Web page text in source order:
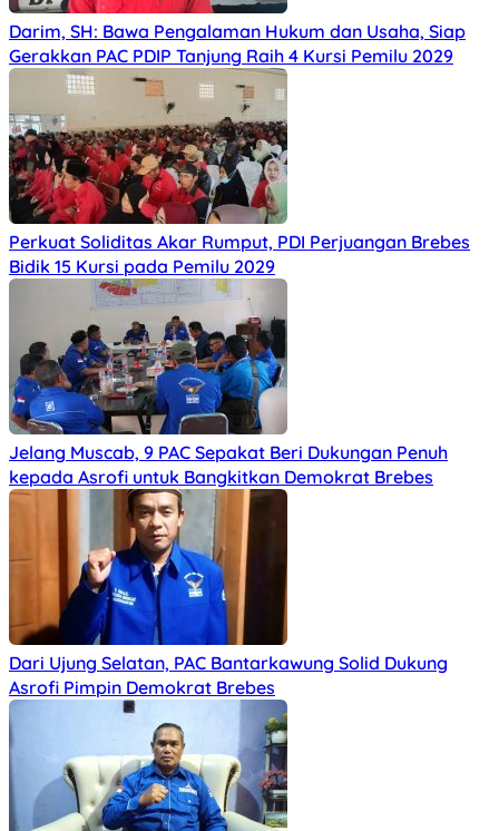
Darim, SH: Bawa Pengalaman Hukum dan Usaha, Siap
Gerakkan PAC PDIP Tanjung Raih 4 Kursi Pemilu 2029
Perkuat Soliditas Akar Rumput, PDI Perjuangan Brebes
Bidik 15 Kursi pada Pemilu 2029
Jelang Muscab, 9 PAC Sepakat Beri Dukungan Penuh
kepada Asrofi untuk Bangkitkan Demokrat Brebes
Dari Ujung Selatan, PAC Bantarkawung Solid Dukung
Asrofi Pimpin Demokrat Brebes